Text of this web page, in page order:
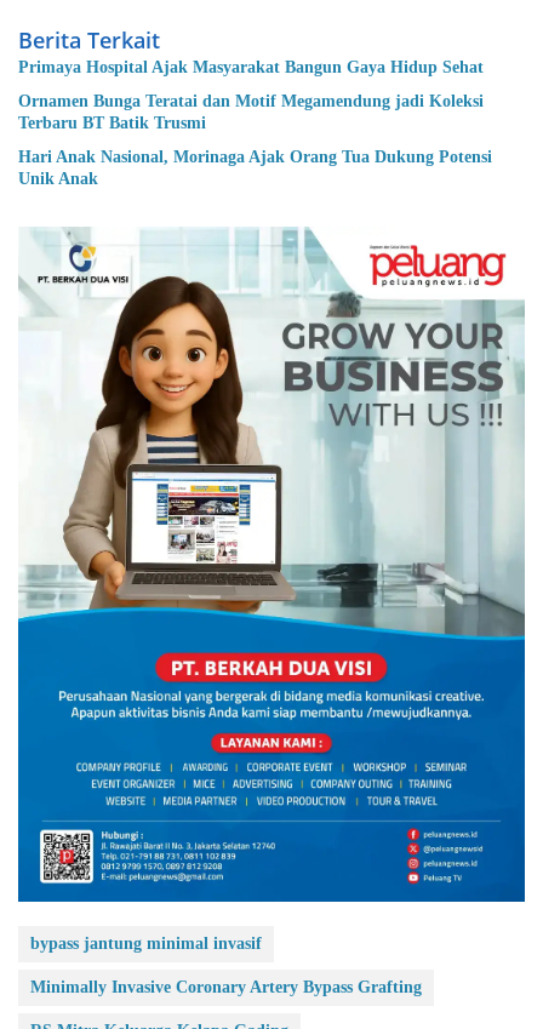
Berita Terkait
Primaya Hospital Ajak Masyarakat Bangun Gaya Hidup Sehat
Ornamen Bunga Teratai dan Motif Megamendung jadi Koleksi
Terbaru BT Batik Trusmi
Hari Anak Nasional, Morinaga Ajak Orang Tua Dukung Potensi
Unik Anak
bypass jantung minimal invasif
Minimally Invasive Coronary Artery Bypass Grafting